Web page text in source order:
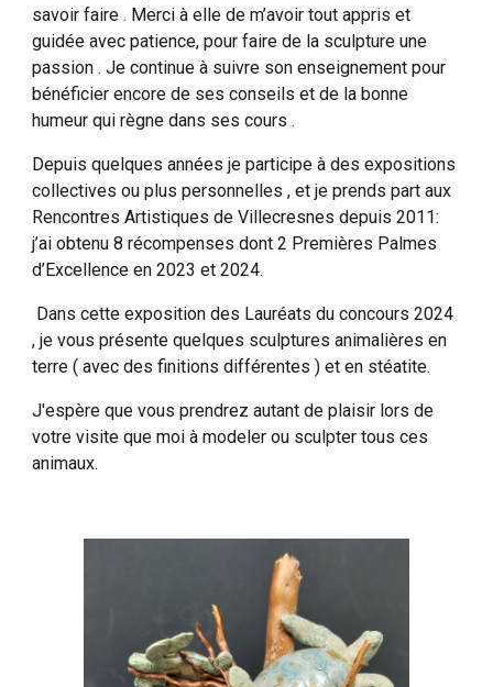
savoir faire . Merci à elle de m’avoir tout appris et
guidée avec patience, pour faire de la sculpture une
passion . Je continue à suivre son enseignement pour
bénéficier encore de ses conseils et de la bonne
humeur qui règne dans ses cours .
Depuis quelques années je participe à des expositions
collectives ou plus personnelles , et je prends part aux
Rencontres Artistiques de Villecresnes depuis 2011:
j’ai obtenu 8 récompenses dont 2 Premières Palmes
d’Excellence en 2023 et 2024.
Dans cette exposition des Lauréats du concours 2024
, je vous présente quelques sculptures animalières en
terre ( avec des finitions différentes ) et en stéatite.
J'espère que vous prendrez autant de plaisir lors de
votre visite que moi à modeler ou sculpter tous ces
animaux.